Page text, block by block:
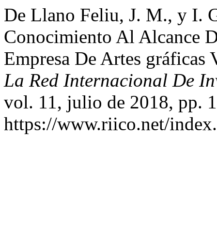
De Llano Feliu, J. M., y I.
Conocimiento Al Alcance
Empresa De Artes gráficas
La Red Internacional De
vol. 11, julio de 2018, pp.
https://www.riico.net/